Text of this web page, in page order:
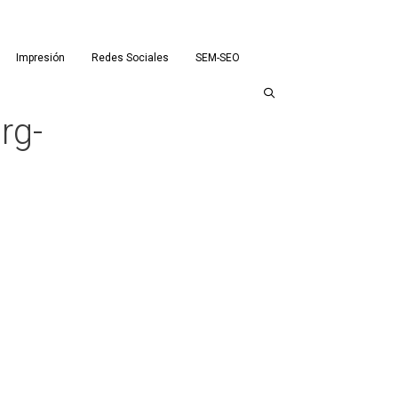
Impresión Redes Sociales SEM-SEO